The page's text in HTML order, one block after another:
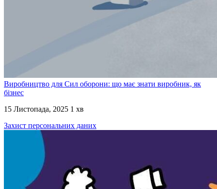
Виробництво для Сил оборони: що має знати виробник, як
бізнес
15 Листопада, 2025 1 хв
Захист персональних даних